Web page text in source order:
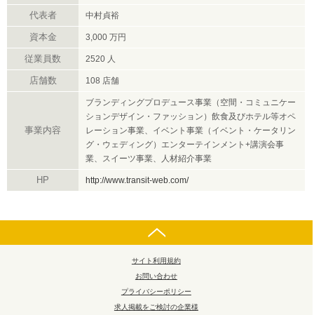
代表者 中村貞裕
資本金 3,000 万円
従業員数 2520 人
店舗数 108 店舗
事業内容
ブランディングプロデュース事業（空間・コミュニケー
ションデザイン・ファッション）飲食及びホテル等オペ
レーション事業、イベント事業（イベント・ケータリン
グ・ウェディング）エンターテインメント+講演会事
業、スイーツ事業、人材紹介事業
HP http://www.transit-web.com/
サイト利用規約
お問い合わせ
プライバシーポリシー
求人掲載をご検討の企業様